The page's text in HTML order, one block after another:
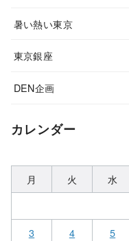
暑い熱い東京
東京銀座
DEN企画
カレンダー
月 火 水
3
4 5